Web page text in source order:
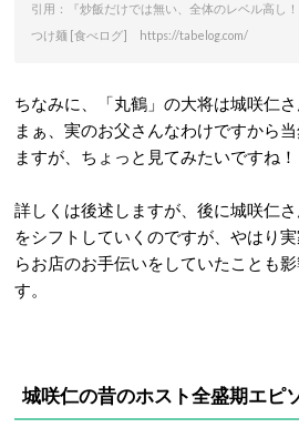
引用：『炒飯だけでは無い、全体のレベル高し
つけ麺 [食べログ] https://tabelog.com/
ちなみに、「丸鶴」の大将は城咲仁さ
まぁ、実のお父さんなわけですから
ますが、ちょっと見てみたいですね！
詳しくは後述しますが、後に城咲仁
をシフトしていくのですが、やはり
らお店のお手伝いをしていたことも
す。
城咲仁の昔のホスト全盛期エピ